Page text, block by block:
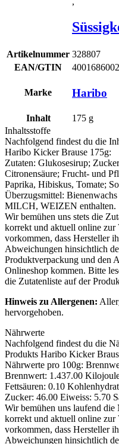
Artikelnummer 328807
EAN/GTIN
Marke Haribo
Inhalt 175 g
Inhaltsstoffe
Nachfolgend findest du die
Haribo Kicker Brause 175g:
Zutaten: Glukosesirup;
Citronensäure; Frucht- und
Paprika, Hibiskus, Tomate;
Überzugsmittel:
MILCH, WEIZEN enthalten.
Wir bemühen uns stets die
korrekt und aktuell online zur
vorkommen, dass Hersteller
Abweichungen hinsichtlich
Produktverpackung und den
Onlineshop kommen. Bitte
die Zutatenliste auf der
Hinweis zu Allergenen:
hervorgehoben.
Nährwerte
Nachfolgend findest du die
Produkts Haribo Kicker
Nährwerte pro 100g:
Brennwert: 1.437.00
Fettsäuren: 0.10
Zucker: 46.00 Eiweiss: 5.70
Wir bemühen uns laufend
korrekt und aktuell online zur
vorkommen, dass Hersteller
Abweichungen hinsichtlich